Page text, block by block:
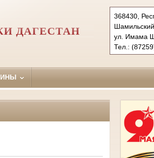
368430,
ул. Имама
Тел.:
ДАГЕСТАН